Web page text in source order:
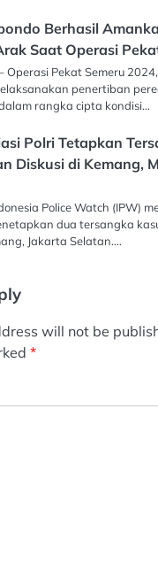
Berhasil
Saat Operasi
Operasi Pekat Semeru
penertiban
rangka cipta kondisi…
Polri Tetapkan
Diskusi di Kemang,
Police Watch (IPW)
dua tersangka
Jakarta Selatan.…
will not be
*